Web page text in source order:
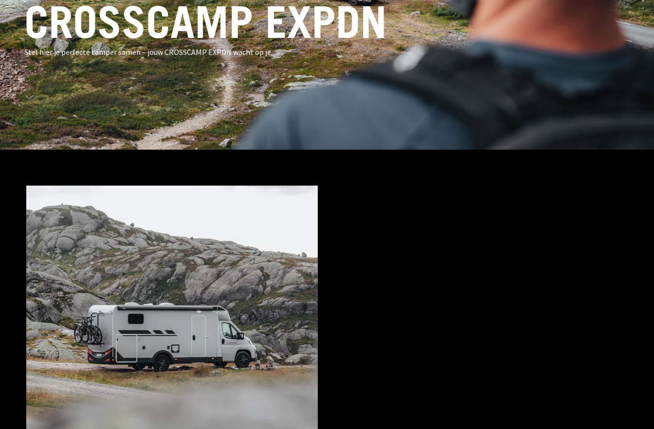
CROSSCAMP EXPDN
Stel hier je perfecte camper samen – jouw CROSSCAMP EXPDN wacht op je.